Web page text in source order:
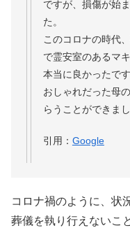
ですが、損傷が始
た。
このコロナの時代
で霊安室のあるマ
本当に良かったです
おしゃれだった母
らうことができまし
引用： Google
コロナ禍のように、状
葬儀を執り行えないこ